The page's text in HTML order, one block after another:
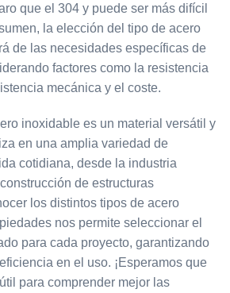
que el 304 y puede ser más difícil
la elección del tipo de acero
de las necesidades específicas de
factores como la resistencia
mecánica y el coste.
inoxidable es un material versátil y
en una amplia variedad de
cotidiana, desde la industria
de estructuras
los distintos tipos de acero
nos permite seleccionar el
para cada proyecto, garantizando
en el uso. ¡Esperamos que
para comprender mejor las